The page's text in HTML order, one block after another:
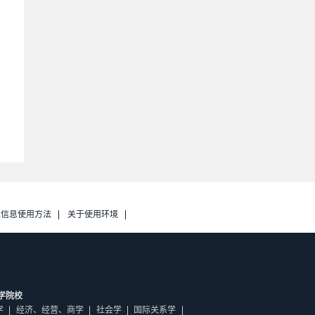
息使用方法 关于使用环境
院校
经济、经营、商学 社会学 国际关系学